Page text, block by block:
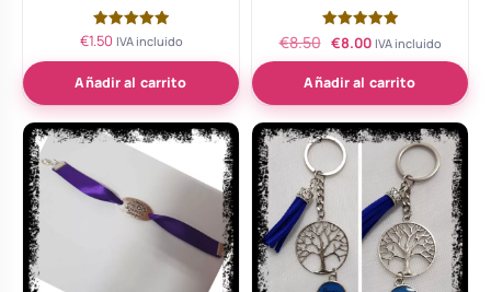
Valorado
5.00
de 5
€1.50 IVA incluido
Añadir al carrito
Valorado
con
5.00
de 5
€8.50 El
precio
original
era:
€8.50.
€8.00El
precio
actual
es:
€8.00.
IVA incluido
Añadir al carrito